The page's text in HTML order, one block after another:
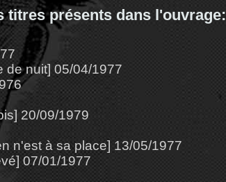
titres présents dans l'ouvrage:
de nuit] 05/04/1977
20/09/1979
n'est à sa place] 13/05/1977
07/01/1977